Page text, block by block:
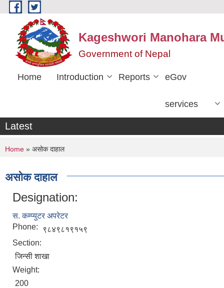
Skip to main content
Kageshwori Manohara
Government of Nepal
Home Introduction Reports eGov
services
Latest
You are here
Home » असोक दाहाल
असोक दाहाल
Designation:
स. कम्प्युटर अपरेटर
Phone:
९८४९८१९१५९
Section:
जिन्सी शाखा
Weight:
200